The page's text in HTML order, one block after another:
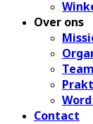
Over ons
Contact